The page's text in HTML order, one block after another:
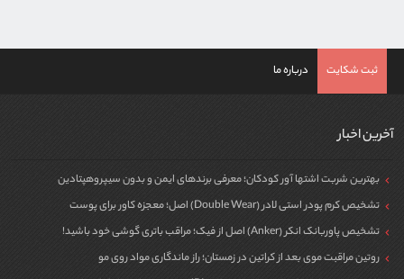
ثبت شکایت درباره ما
آخرین اخبار
بهترین شربت اشتها آور کودکان؛ معرفی برندهای ایمن و بدون سیپروهپتادین
تشخیص کرم پودر استی لادر (Double Wear) اصل؛ معجزه کاور برای پوست
تشخیص پاوربانک انکر (Anker) اصل از فیک؛ مراقب باتری گوشی خود باشید!
روتین مراقبت موی بعد از کراتین در زمستان؛ راز ماندگاری مواد روی مو